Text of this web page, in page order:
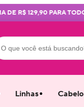
PARA TODO BRASIL•
Linhas Cabelo